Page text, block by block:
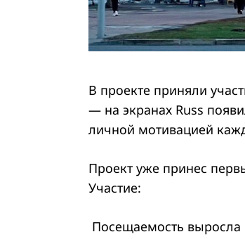
В проекте приняли
— на экранах Russ
личной мотивацией
Проект уже принес
Участие:
Посещаемость выросла